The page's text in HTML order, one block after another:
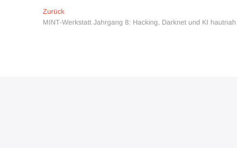
Beitragsnavigation
ZurückVorheriger
Beitrag:
MINT-Werkstatt Jahrgang 8: Hacking, Darknet und KI